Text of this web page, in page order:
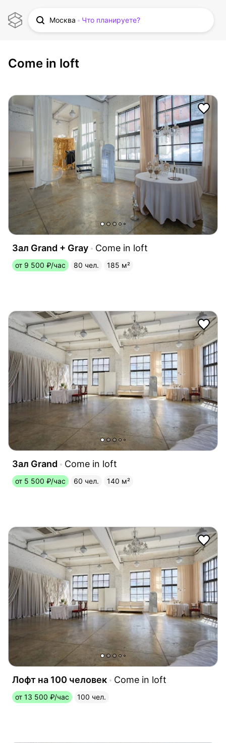
Москва Что планируете?
Come in loft
Зал Grand + Gray Come in loft
от 9 500 ₽/час 80 чел. 185 м²
Зал Grand Come in loft
от 5 500 ₽/час 60 чел. 140 м²
Лофт на 100 человек Come in loft
от 13 500 ₽/час 100 чел.